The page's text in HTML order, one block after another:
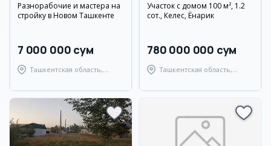
Разнорабочие и мастера на
стройку в Новом Ташкенте
7 000 000 сум
Ташкентская область,
Участок с домом 100 м², 1.2
сот., Келес, Ёнарик
780 000 000 сум
Ташкентская область,